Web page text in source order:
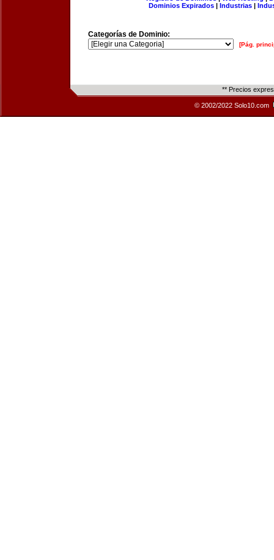
Dominios Expirados | Industrias |
Categorías de Dominio:
[Pág.
** Precios
© 2002/2022 Solo10.com